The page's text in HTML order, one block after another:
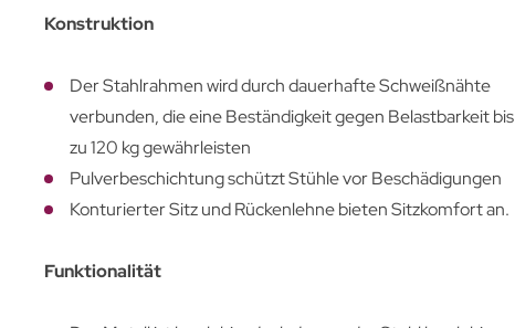
Konstruktion
Der Stahlrahmen wird durch dauerhafte Schweißnähte
verbunden, die eine Beständigkeit gegen Belastbarkeit bis
zu 120 kg gewährleisten
Pulverbeschichtung schützt Stühle vor Beschädigungen
Konturierter Sitz und Rückenlehne bieten Sitzkomfort an.
Funktionalität